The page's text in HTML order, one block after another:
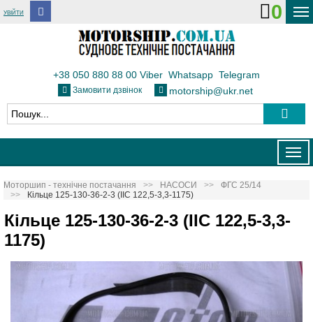
УВІЙТИ
ДОСТАВКА І ОПЛАТА
ТЕПЛОВОЗИ
КОНТАКТИ
0
+38 050 880 88 00 Viber Whatsapp Telegram
Замовити дзвінок motorship@ukr.net
Моторшип - технічне постачання НАСОСИ
ФГС 25/14
Кільце 125-130-36-2-3 (IIС 122,5-3,3-1175)
Кільце 125-130-36-2-3 (IIС 122,5-3,3-
1175)